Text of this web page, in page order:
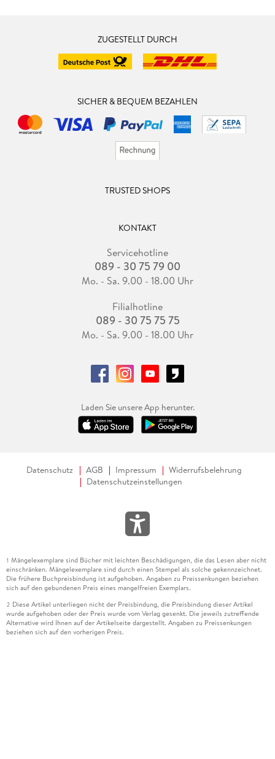
ZUGESTELLT DURCH
SICHER & BEQUEM BEZAHLEN
TRUSTED SHOPS
KONTAKT
Servicehotline
089 - 30 75 79 00
Mo. - Sa. 9.00 - 18.00 Uhr
Filialhotline
089 - 30 75 75 75
Mo. - Sa. 9.00 - 18.00 Uhr
Laden Sie unsere App herunter.
Datenschutz AGB Impressum
Widerrufsbelehrung
Datenschutzeinstellungen
1 Mängelexemplare sind Bücher mit leichten Beschädigungen, die das Lesen aber nicht
einschränken. Mängelexemplare sind durch einen Stempel als solche gekennzeichnet.
Die frühere Buchpreisbindung ist aufgehoben. Angaben zu Preissenkungen beziehen
sich auf den gebundenen Preis eines mangelfreien Exemplars.
2 Diese Artikel unterliegen nicht der Preisbindung, die Preisbindung dieser Artikel
wurde aufgehoben oder der Preis wurde vom Verlag gesenkt. Die jeweils zutreffende
Alternative wird Ihnen auf der Artikelseite dargestellt. Angaben zu Preissenkungen
beziehen sich auf den vorherigen Preis.